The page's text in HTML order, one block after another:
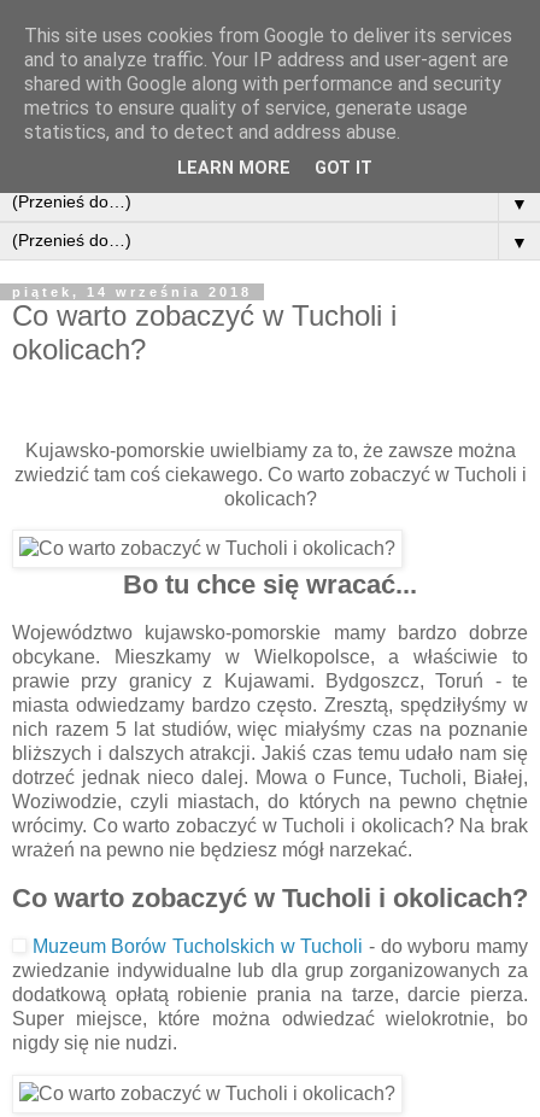
▼
▼
piątek, 14 września 2018
Co warto zobaczyć w Tucholi i
okolicach?
Kujawsko-pomorskie uwielbiamy za to, że zawsze można
zwiedzić tam coś ciekawego. Co warto zobaczyć w Tucholi i
okolicach?
Bo tu chce się wracać...
Województwo kujawsko-pomorskie mamy bardzo dobrze
obcykane. Mieszkamy w Wielkopolsce, a właściwie to
prawie przy granicy z Kujawami. Bydgoszcz, Toruń - te
miasta odwiedzamy bardzo często. Zresztą, spędziłyśmy w
nich razem 5 lat studiów, więc miałyśmy czas na poznanie
bliższych i dalszych atrakcji. Jakiś czas temu udało nam się
dotrzeć jednak nieco dalej. Mowa o Funce, Tucholi, Białej,
Woziwodzie, czyli miastach, do których na pewno chętnie
wrócimy. Co warto zobaczyć w Tucholi i okolicach? Na brak
wrażeń na pewno nie będziesz mógł narzekać.
Co warto zobaczyć w Tucholi i okolicach?
Muzeum Borów Tucholskich w Tucholi - do wyboru mamy
zwiedzanie indywidualne lub dla grup zorganizowanych za
dodatkową opłatą robienie prania na tarze, darcie pierza.
Super miejsce, które można odwiedzać wielokrotnie, bo
nigdy się nie nudzi.
This site uses cookies from Google to deliver its services
and to analyze traffic. Your IP address and user-agent are
shared with Google along with performance and security
metrics to ensure quality of service, generate usage
statistics, and to detect and address abuse.
LEARN MORE GOT IT